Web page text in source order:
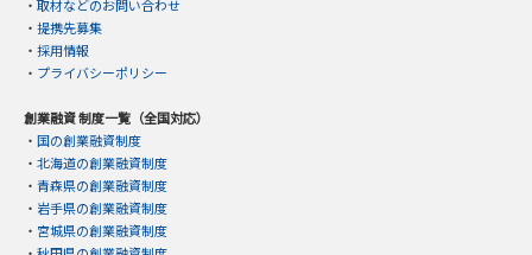
・ 取材などのお問い合わせ
・ 提携先募集
・ 採用情報
・ プライバシーポリシー
創業融資 制度一覧（全国対応）
・ 国の創業融資制度
・ 北海道の創業融資制度
・ 青森県の創業融資制度
・ 岩手県の創業融資制度
・ 宮城県の創業融資制度